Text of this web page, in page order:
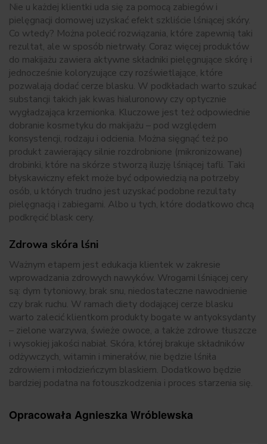
Nie u każdej klientki uda się za pomocą zabiegów i
pielęgnacji domowej uzyskać efekt szkliście lśniącej skóry.
Co wtedy? Można polecić rozwiązania, które zapewnią taki
rezultat, ale w sposób nietrwały. Coraz więcej produktów
do makijażu zawiera aktywne składniki pielęgnujące skórę i
jednocześnie koloryzujące czy rozświetlające, które
pozwalają dodać cerze blasku. W podkładach warto szukać
substancji takich jak kwas hialuronowy czy optycznie
wygładzająca krzemionka. Kluczowe jest też odpowiednie
dobranie kosmetyku do makijażu – pod względem
konsystencji, rodzaju i odcienia. Można sięgnąć też po
produkt zawierający silnie rozdrobnione (mikronizowane)
drobinki, które na skórze stworzą iluzję lśniącej tafli. Taki
błyskawiczny efekt może być odpowiedzią na potrzeby
osób, u których trudno jest uzyskać podobne rezultaty
pielęgnacją i zabiegami. Albo u tych, które dodatkowo chcą
podkręcić blask cery.
Zdrowa skóra lśni
Ważnym etapem jest edukacja klientek w zakresie
wprowadzania zdrowych nawyków. Wrogami lśniącej cery
są: dym tytoniowy, brak snu, niedostateczne nawodnienie
czy brak ruchu. W ramach diety dodającej cerze blasku
warto zalecić klientkom produkty bogate w antyoksydanty
– zielone warzywa, świeże owoce, a także zdrowe tłuszcze
i wysokiej jakości nabiał. Skóra, której brakuje składników
odżywczych, witamin i minerałów, nie będzie lśniła
zdrowiem i młodzieńczym blaskiem. Dodatkowo będzie
bardziej podatna na fotouszkodzenia i proces starzenia się.
Opracowała Agnieszka Wróblewska